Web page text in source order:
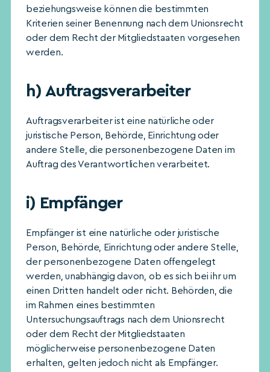
beziehungsweise können die bestimmten
Kriterien seiner Benennung nach dem Unionsrecht
oder dem Recht der Mitgliedstaaten vorgesehen
werden.
h) Auftragsverarbeiter
Auftragsverarbeiter ist eine natürliche oder
juristische Person, Behörde, Einrichtung oder
andere Stelle, die personenbezogene Daten im
Auftrag des Verantwortlichen verarbeitet.
i) Empfänger
Empfänger ist eine natürliche oder juristische
Person, Behörde, Einrichtung oder andere Stelle,
der personenbezogene Daten offengelegt
werden, unabhängig davon, ob es sich bei ihr um
einen Dritten handelt oder nicht. Behörden, die
im Rahmen eines bestimmten
Untersuchungsauftrags nach dem Unionsrecht
oder dem Recht der Mitgliedstaaten
möglicherweise personenbezogene Daten
erhalten, gelten jedoch nicht als Empfänger.